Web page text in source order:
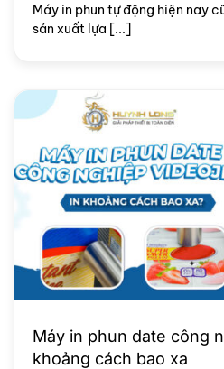
Máy in phun tự động hiện nay
sản xuất lựa [...]
Máy in phun date công
khoảng cách bao xa